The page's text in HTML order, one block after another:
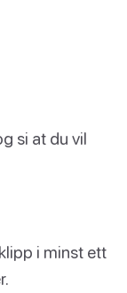
si at du vil
i minst ett